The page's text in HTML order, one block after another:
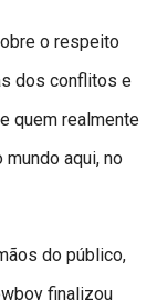
o respeito
dos conflitos e
quem realmente
aqui, no
do público,
finalizou